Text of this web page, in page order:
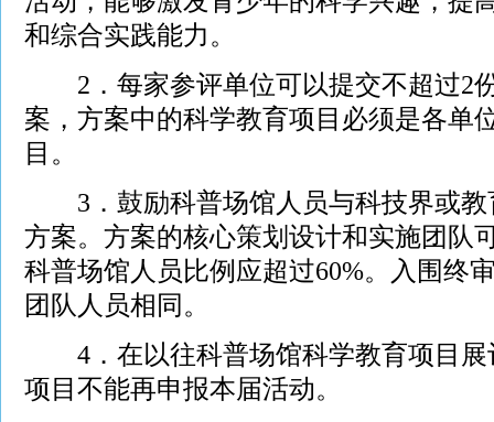
和综合实践能力。
2．每家参评单位可以提交不超过2
案，方案中的科学教育项目必须是各单
目。
3．鼓励科普场馆人员与科技界或教
方案。方案的核心策划设计和实施团队
科普场馆人员比例应超过60%。入围终
团队人员相同。
4．在以往科普场馆科学教育项目展
项目不能再申报本届活动。